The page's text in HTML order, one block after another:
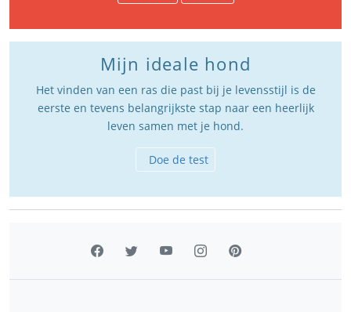
Mijn ideale hond
Het vinden van een ras die past bij je levensstijl is de
eerste en tevens belangrijkste stap naar een heerlijk
leven samen met je hond.
Doe de test